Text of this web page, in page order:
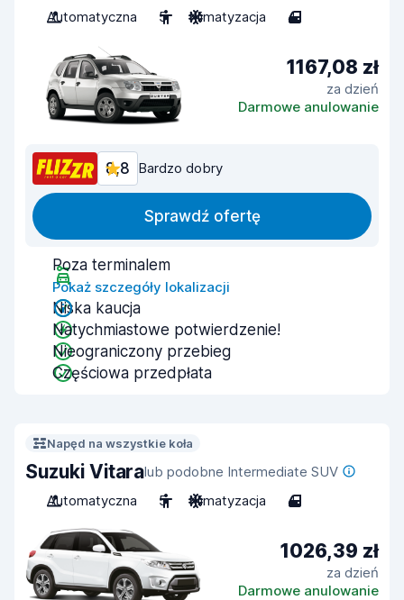
Automatyczna
5 Klimatyzacja 4
1167,08 zł
za dzień
Darmowe anulowanie
8,8 Bardzo dobry
Sprawdź ofertę
Poza terminalem
Pokaż szczegóły lokalizacji
Niska kaucja
Natychmiastowe potwierdzenie!
Nieograniczony przebieg
Częściowa przedpłata
Napęd na wszystkie koła
Suzuki Vitaralub podobne Intermediate SUV
Automatyczna
5 Klimatyzacja 4
1026,39 zł
za dzień
Darmowe anulowanie